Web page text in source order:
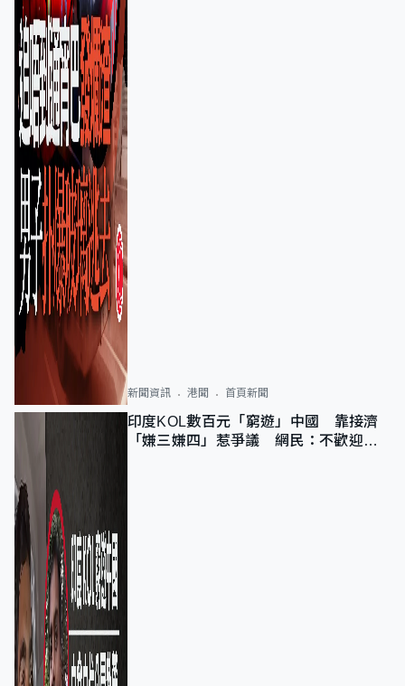
新聞資訊 港聞 首頁新聞
印度KOL數百元「窮遊」中國 靠接濟
「嫌三嫌四」惹爭議 網民：不歡迎劣